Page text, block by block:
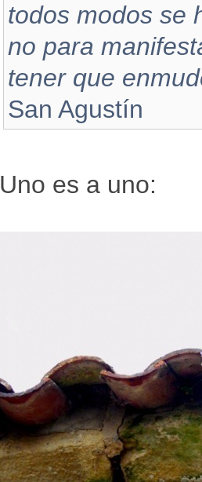
todos modos se
no para
tener que
San Agustín
Uno es a uno: